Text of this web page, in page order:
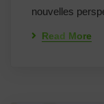
nouvelles
Read More